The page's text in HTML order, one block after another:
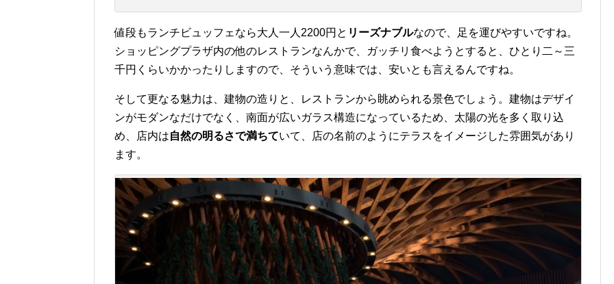
値段もランチビュッフェなら大人一人2200円と リーズナブルなので、足を運びやすいですね。
ショッピングプラザ内の他のレストランなんかで、ガッチリ食べようとすると、ひとり二～三
千円くらいかかったりしますので、そういう意味では、安いとも言えるんですね。
そして更なる魅力は、建物の造りと、レストランから眺められる景色でしょう。建物はデザイ
ンがモダンなだけでなく、南面が広いガラス構造になっているため、太陽の光を多く取り込
め、店内は自然の明るさで満ちていて、店の名前のようにテラスをイメージした雰囲気があり
ます。